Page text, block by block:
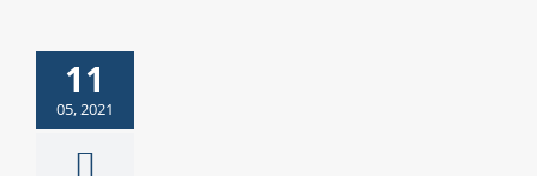
11
05, 2021